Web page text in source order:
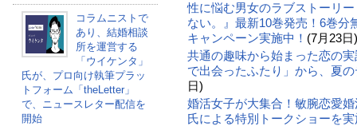
コラムニストで
あり、結婚相談
所を運営する
「ウイケンタ」
氏が、プロ向け執筆プラッ
トフォーム「theLetter」
で、ニュースレター配信を
開始
性に悩む男女のラブストーリ
ない。』最新10巻発売！6巻分
キャンペーン実施中！ (7月23日)
共通の趣味から始まった恋の
で出会ったふたり」から、夏
日)
婚活女子が大集合！敏腕恋愛
氏による特別トークショーを